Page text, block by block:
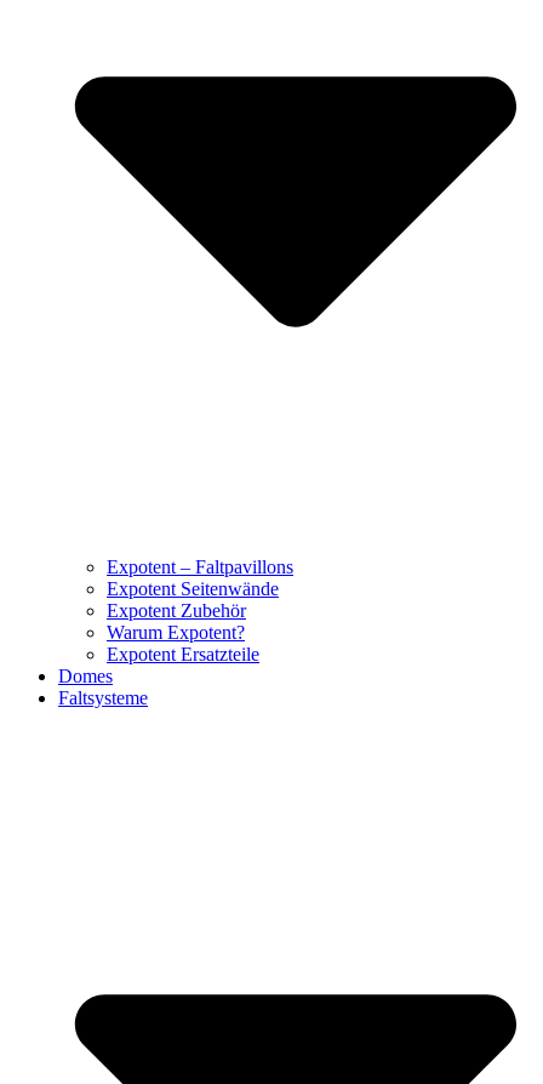
Expotent – Faltpavillons
Expotent Seitenwände
Expotent Zubehör
Warum Expotent?
Expotent Ersatzteile
Domes
Faltsysteme